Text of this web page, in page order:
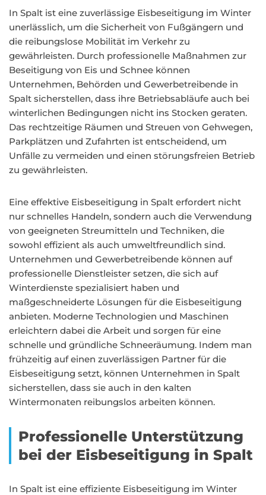
In Spalt ist eine zuverlässige Eisbeseitigung im Winter
unerlässlich, um die Sicherheit von Fußgängern und
die reibungslose Mobilität im Verkehr zu
gewährleisten. Durch professionelle Maßnahmen zur
Beseitigung von Eis und Schnee können
Unternehmen, Behörden und Gewerbetreibende in
Spalt sicherstellen, dass ihre Betriebsabläufe auch bei
winterlichen Bedingungen nicht ins Stocken geraten.
Das rechtzeitige Räumen und Streuen von Gehwegen,
Parkplätzen und Zufahrten ist entscheidend, um
Unfälle zu vermeiden und einen störungsfreien Betrieb
zu gewährleisten.
Eine effektive Eisbeseitigung in Spalt erfordert nicht
nur schnelles Handeln, sondern auch die Verwendung
von geeigneten Streumitteln und Techniken, die
sowohl effizient als auch umweltfreundlich sind.
Unternehmen und Gewerbetreibende können auf
professionelle Dienstleister setzen, die sich auf
Winterdienste spezialisiert haben und
maßgeschneiderte Lösungen für die Eisbeseitigung
anbieten. Moderne Technologien und Maschinen
erleichtern dabei die Arbeit und sorgen für eine
schnelle und gründliche Schneeräumung. Indem man
frühzeitig auf einen zuverlässigen Partner für die
Eisbeseitigung setzt, können Unternehmen in Spalt
sicherstellen, dass sie auch in den kalten
Wintermonaten reibungslos arbeiten können.
Professionelle Unterstützung
bei der Eisbeseitigung in Spalt
In Spalt ist eine effiziente Eisbeseitigung im Winter